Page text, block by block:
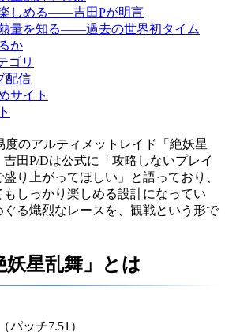
しめる——吉田Pが明言
量を知る——過去の世界初タイム
か
ゴリ
配信
サイト
度のアルティメットレイド「絶妖星
田P/Dは公式に「攻略しないプレイ
り上がってほしい」と語っており、
しっかり楽しめる設計になってい
る熾烈なレースを、観戦という形で
星乱舞」とは
パッチ7.51）